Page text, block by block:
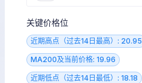
关键价格位
近期高点（过去14日最高）: 20.95
MA200及当前价格: 19.96
近期低点（过去14日最低）: 18.18